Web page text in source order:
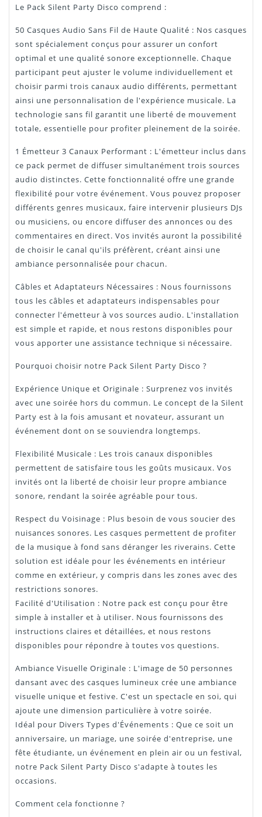
Le Pack Silent Party Disco comprend :
50 Casques Audio Sans Fil de Haute Qualité : Nos casques
sont spécialement conçus pour assurer un confort
optimal et une qualité sonore exceptionnelle. Chaque
participant peut ajuster le volume individuellement et
choisir parmi trois canaux audio différents, permettant
ainsi une personnalisation de l'expérience musicale. La
technologie sans fil garantit une liberté de mouvement
totale, essentielle pour profiter pleinement de la soirée.
1 Émetteur 3 Canaux Performant : L'émetteur inclus dans
ce pack permet de diffuser simultanément trois sources
audio distinctes. Cette fonctionnalité offre une grande
flexibilité pour votre événement. Vous pouvez proposer
différents genres musicaux, faire intervenir plusieurs DJs
ou musiciens, ou encore diffuser des annonces ou des
commentaires en direct. Vos invités auront la possibilité
de choisir le canal qu'ils préfèrent, créant ainsi une
ambiance personnalisée pour chacun.
Câbles et Adaptateurs Nécessaires : Nous fournissons
tous les câbles et adaptateurs indispensables pour
connecter l'émetteur à vos sources audio. L'installation
est simple et rapide, et nous restons disponibles pour
vous apporter une assistance technique si nécessaire.
Pourquoi choisir notre Pack Silent Party Disco ?
Expérience Unique et Originale : Surprenez vos invités
avec une soirée hors du commun. Le concept de la Silent
Party est à la fois amusant et novateur, assurant un
événement dont on se souviendra longtemps.
Flexibilité Musicale : Les trois canaux disponibles
permettent de satisfaire tous les goûts musicaux. Vos
invités ont la liberté de choisir leur propre ambiance
sonore, rendant la soirée agréable pour tous.
Respect du Voisinage : Plus besoin de vous soucier des
nuisances sonores. Les casques permettent de profiter
de la musique à fond sans déranger les riverains. Cette
solution est idéale pour les événements en intérieur
comme en extérieur, y compris dans les zones avec des
restrictions sonores.
Facilité d'Utilisation : Notre pack est conçu pour être
simple à installer et à utiliser. Nous fournissons des
instructions claires et détaillées, et nous restons
disponibles pour répondre à toutes vos questions.
Ambiance Visuelle Originale : L'image de 50 personnes
dansant avec des casques lumineux crée une ambiance
visuelle unique et festive. C'est un spectacle en soi, qui
ajoute une dimension particulière à votre soirée.
Idéal pour Divers Types d'Événements : Que ce soit un
anniversaire, un mariage, une soirée d'entreprise, une
fête étudiante, un événement en plein air ou un festival,
notre Pack Silent Party Disco s'adapte à toutes les
occasions.
Comment cela fonctionne ?